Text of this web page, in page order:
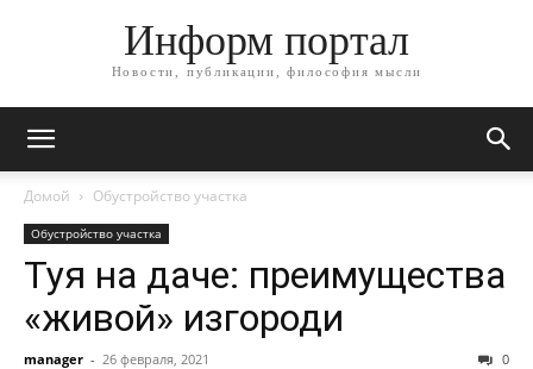
Информ портал
Новости, публикации, философия мысли
Домой Обустройство участка
Обустройство участка
Туя на даче: преимущества
«живой» изгороди
manager - 26 февраля, 2021 0